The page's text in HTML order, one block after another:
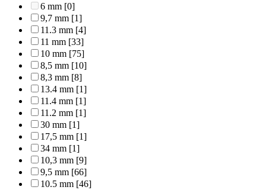
6 mm [0]
9,7 mm [1]
11.3 mm [4]
11 mm [33]
10 mm [75]
8,5 mm [10]
8,3 mm [8]
13.4 mm [1]
11.4 mm [1]
11.2 mm [1]
30 mm [1]
17,5 mm [1]
34 mm [1]
10,3 mm [9]
9,5 mm [66]
10.5 mm [46]